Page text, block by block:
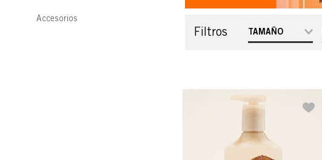
Accesorios
Filtros
TAMAÑO